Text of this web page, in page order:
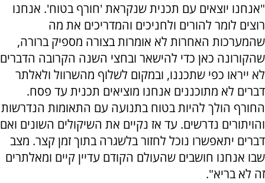
"אנחנו יוצאים עם תכנית שנקראת 'חורף בטוח'. אנחנו
רוצים לומר להורים ולחניכים והמדריכים את מה
שהמערכות האחרות לא אומרות בצורה מספיק ברורה,
שהקורונה כאן כדי להישאר ובחצי השנה הקרובה הדברים
לא ייראו כפי שתכננו, ובמקום לשלוף מהשרוול ולאלתר
דברים לא מתוכננים אנחנו מוציאים תכנית עד פסח.
החורף הולך להיות בטוח בתנועה עם התאומות הנדרשות
והויתורים נדרשים. עד אז נקיים את השיקולים השונים ואם
דברים יתאפשרו נוכל לחזור בלשגרה בתוך זמן קצר. מצב
שבו אנחנו חושבים שהעולם הקודם עדיין קיים ומאלתרים
זה לא בריא".